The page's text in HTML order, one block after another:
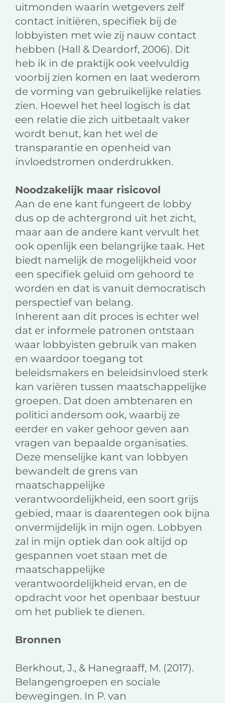
uitmonden waarin wetgevers zelf
contact initiëren, specifiek bij de
lobbyisten met wie zij nauw contact
hebben (Hall & Deardorf, 2006). Dit
heb ik in de praktijk ook veelvuldig
voorbij zien komen en laat wederom
de vorming van gebruikelijke relaties
zien. Hoewel het heel logisch is dat
een relatie die zich uitbetaalt vaker
wordt benut, kan het wel de
transparantie en openheid van
invloedstromen onderdrukken.
Noodzakelijk maar risicovol
Aan de ene kant fungeert de lobby
dus op de achtergrond uit het zicht,
maar aan de andere kant vervult het
ook openlijk een belangrijke taak. Het
biedt namelijk de mogelijkheid voor
een specifiek geluid om gehoord te
worden en dat is vanuit democratisch
perspectief van belang.
Inherent aan dit proces is echter wel
dat er informele patronen ontstaan
waar lobbyisten gebruik van maken
en waardoor toegang tot
beleidsmakers en beleidsinvloed sterk
kan variëren tussen maatschappelijke
groepen. Dat doen ambtenaren en
politici andersom ook, waarbij ze
eerder en vaker gehoor geven aan
vragen van bepaalde organisaties.
Deze menselijke kant van lobbyen
bewandelt de grens van
maatschappelijke
verantwoordelijkheid, een soort grijs
gebied, maar is daarentegen ook bijna
onvermijdelijk in mijn ogen. Lobbyen
zal in mijn optiek dan ook altijd op
gespannen voet staan met de
maatschappelijke
verantwoordelijkheid ervan, en de
opdracht voor het openbaar bestuur
om het publiek te dienen.
Bronnen
Berkhout, J., & Hanegraaff, M. (2017).
Belangengroepen en sociale
bewegingen. In P. van